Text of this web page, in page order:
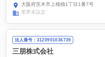
大阪府茨木市上穂積1丁目1番7号
業界未設定
法人番号：3120901036739
三朋株式会社